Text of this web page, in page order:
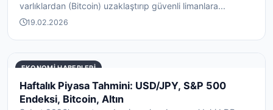
varlıklardan (Bitcoin) uzaklaştırıp güvenli limanlara...
19.02.2026
EKONOMI HABERLERI
Haftalık Piyasa Tahmini: USD/JPY, S&P 500
Endeksi, Bitcoin, Altın